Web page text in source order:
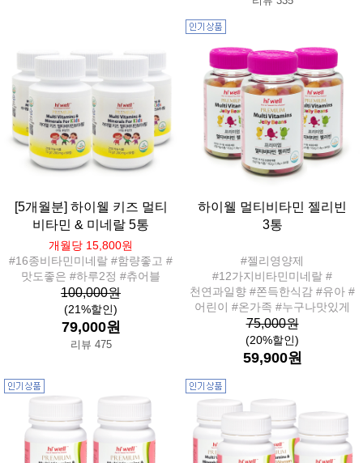
[5개월분] 하이웰 키즈 멀티
비타민 & 미네랄 5통
개월당 15,800원
#16종비타민미네랄 #함량좋고 #
맛도좋은 #하루2정 #츄어블
100,000원
(21%할인)
79,000원
리뷰 475
하이웰 멀티비타민 젤리빈
3통
#젤리영양제
#12가지비타민미네랄 #
천연과일향 #쫀득한식감 #유아 #
어린이 #온가족 #누구나맛있게
75,000원
(20%할인)
59,900원